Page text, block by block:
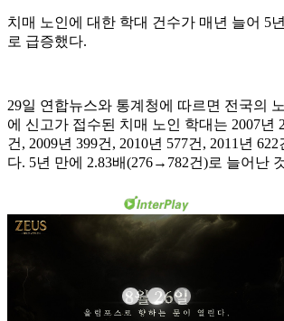
치매 노인에 대한 학대 건수가 매년 늘어 5
로 급증했다.
29일 연합뉴스와 통계청에 따르면 전국의
에 신고가 접수된 치매 노인 학대는 2007년
건, 2009년 399건, 2010년 577건, 2011년 622
다. 5년 만에 2.83배(276→782건)로 늘어난